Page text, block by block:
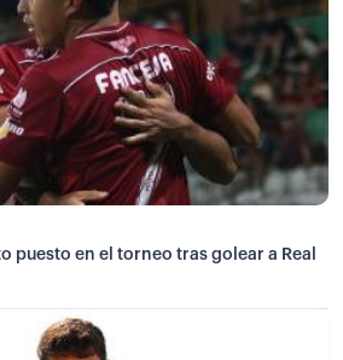
puesto en el torneo tras golear a Real